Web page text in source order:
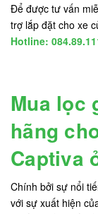
Để được tư vấn
trợ lắp đặt cho xe
Hotline:
Mua lọc
hãng
Captiva
Chính bởi sự nổi
với sự xuất hiện